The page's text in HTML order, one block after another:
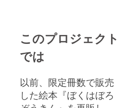
このプロジェクト
では
以前、限定冊数で販売
した絵本『ぼくはぼろ